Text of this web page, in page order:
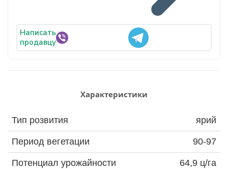
Написать
продавцу
Характеристики
Тип розвития ярий
Период вегетации 90-97
Потенциал урожайности 64,9 ц/га